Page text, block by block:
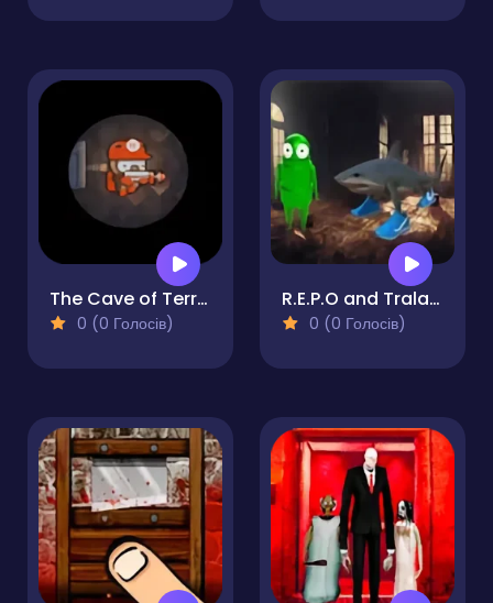
The Cave of Terror
0 (0 Голосів)
R.E.P.O and Tralalero Tralala Breakout
0 (0 Голосів)